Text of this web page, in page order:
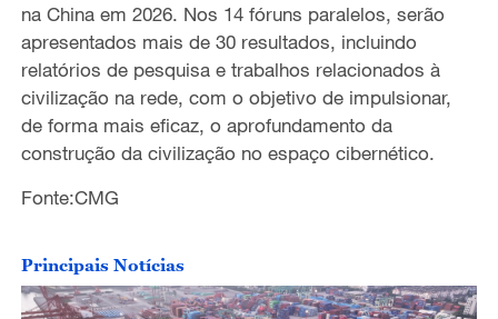
na China em 2026. Nos 14 fóruns paralelos, serão
apresentados mais de 30 resultados, incluindo
relatórios de pesquisa e trabalhos relacionados à
civilização na rede, com o objetivo de impulsionar,
de forma mais eficaz, o aprofundamento da
construção da civilização no espaço cibernético.
Fonte:CMG
Principais Notícias